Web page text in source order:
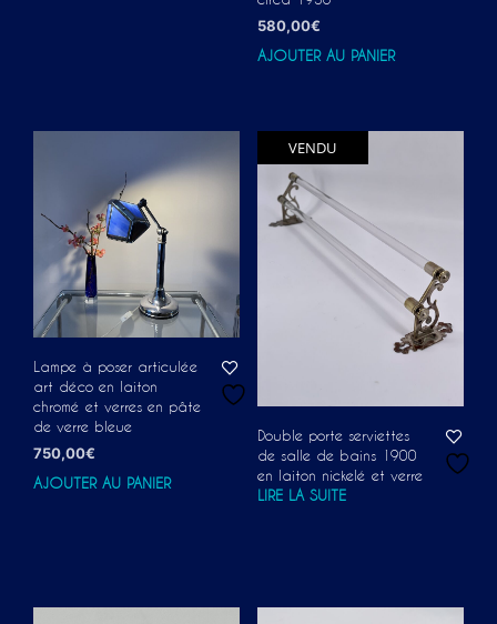
580,00€
AJOUTER AU PANIER
Lampe à poser articulée
art déco en laiton
chromé et verres en pâte
de verre bleue
750,00€
AJOUTER AU PANIER
VENDU
Double porte serviettes
de salle de bains 1900
en laiton nickelé et verre
LIRE LA SUITE